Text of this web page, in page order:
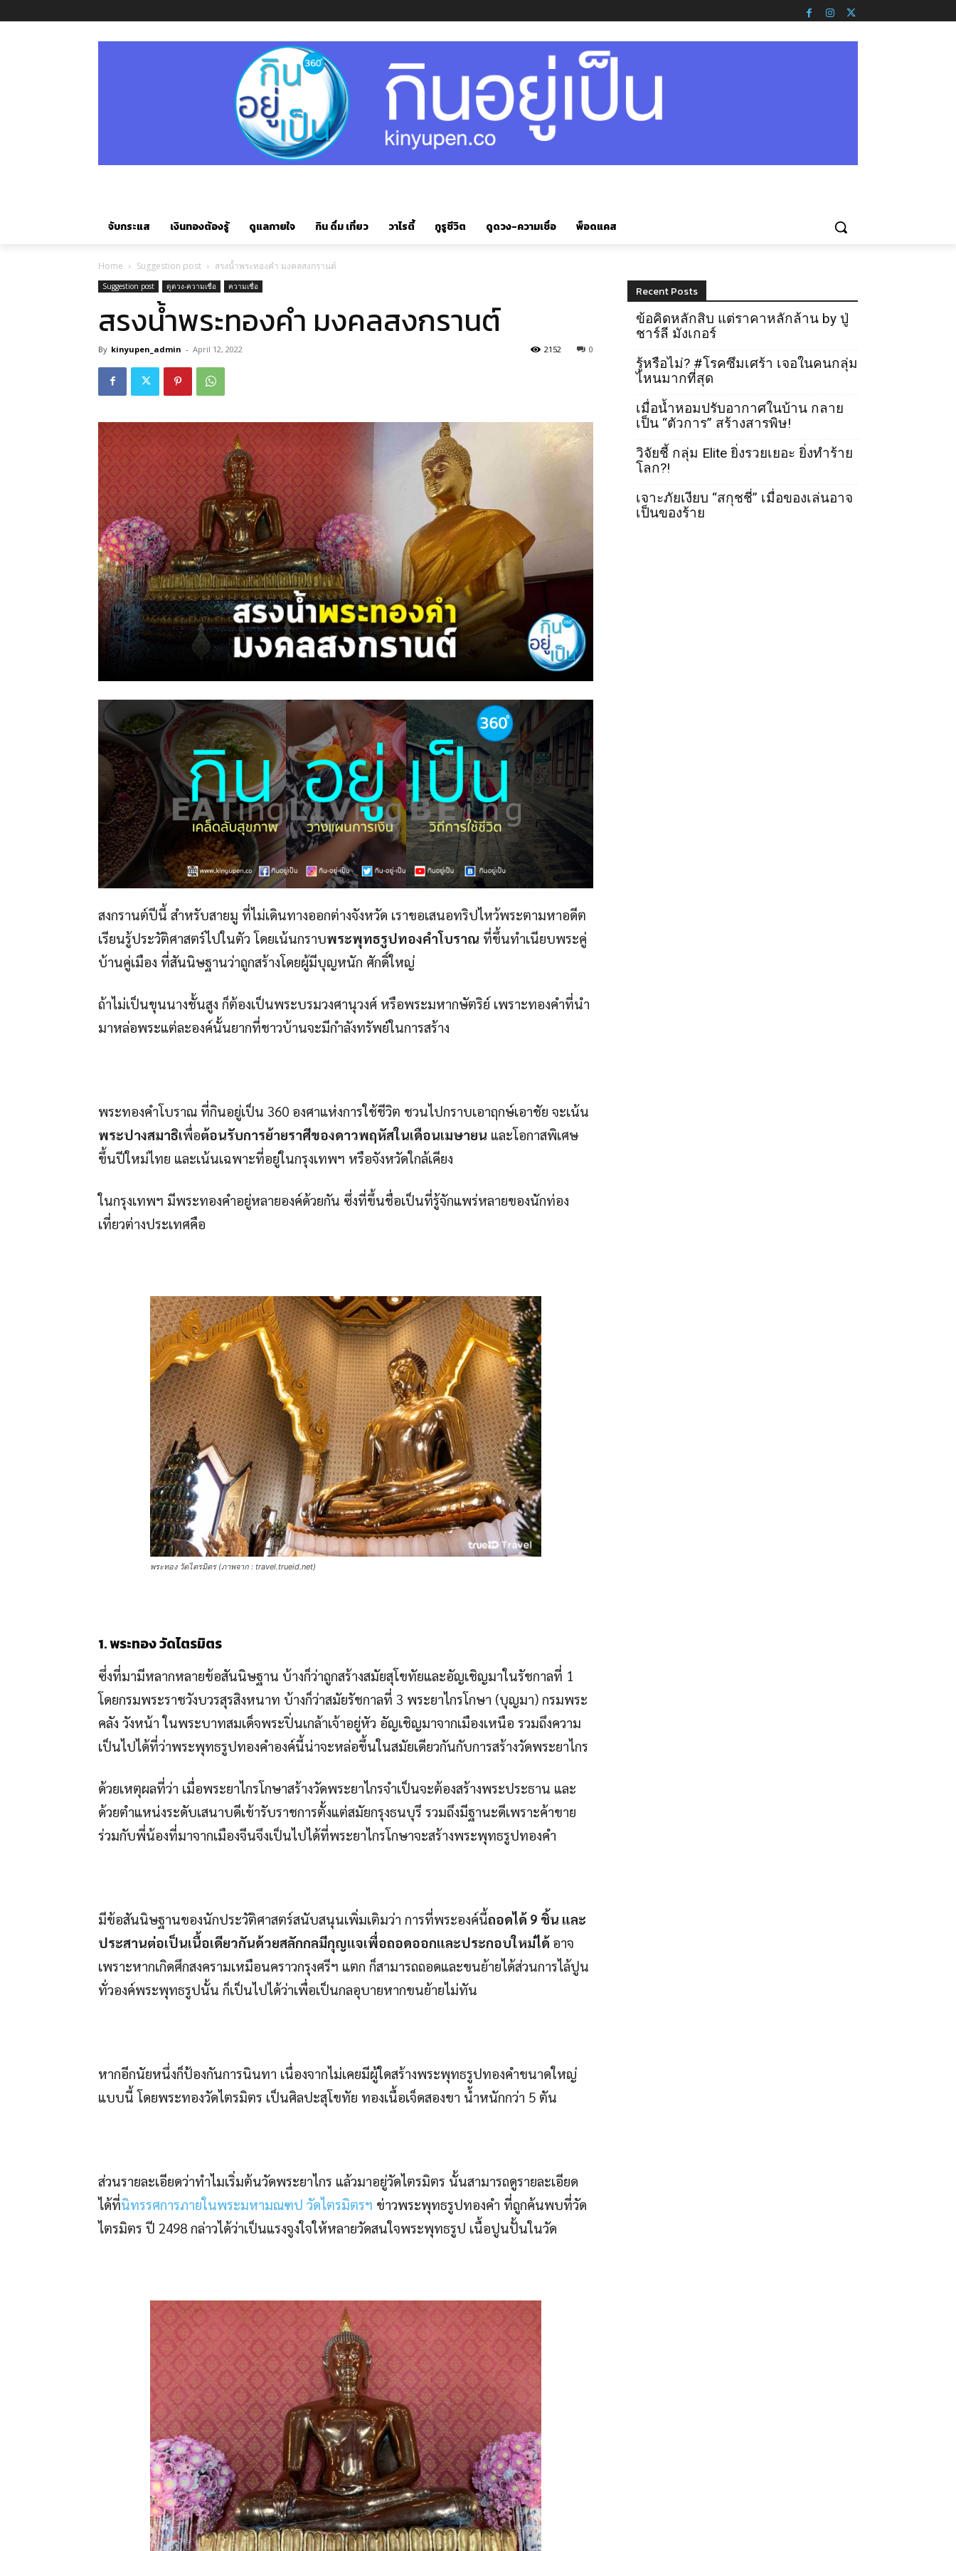
จับกระแส เงินทองต้องรู้ ดูแลกายใจ กิน ดื่ม เที่ยว วาไรตี้ กูรูชีวิต ดูดวง-ความเชื่อ พ็อดแคส
Home Suggestion post สรงน้ำพระทองคำ มงคลสงกรานต์
Suggestion post ดูดวง-ความเชื่อ ความเชื่อ
สรงน้ำพระทองคำ มงคลสงกรานต์
By kinyupen_admin - April 12, 2022 0
2152
สงกรานต์ปีนี้ สำหรับสายมู ที่ไม่เดินทางออกต่างจังหวัด เราขอเสนอทริปไหว้พระตามหาอดีต
เรียนรู้ประวัติศาสตร์ไปในตัว โดยเน้นกราบพระพุทธรูปทองคำโบราณ ที่ขึ้นทำเนียบพระคู่
บ้านคู่เมือง ที่สันนิษฐานว่าถูกสร้างโดยผู้มีบุญหนัก ศักดิ์ใหญ่
ถ้าไม่เป็นขุนนางชั้นสูง ก็ต้องเป็นพระบรมวงศานุวงศ์ หรือพระมหากษัตริย์ เพราะทองคำที่นำ
มาหล่อพระแต่ละองค์นั้นยากที่ชาวบ้านจะมีกำลังทรัพย์ในการสร้าง
พระทองคำโบราณ ที่กินอยู่เป็น 360 องศาแห่งการใช้ชีวิต ชวนไปกราบเอาฤกษ์เอาชัย จะเน้น
พระปางสมาธิเพื่อต้อนรับการย้ายราศีของดาวพฤหัสในเดือนเมษายน และโอกาสพิเศษ
ขึ้นปีใหม่ไทย และเน้นเฉพาะที่อยู่ในกรุงเทพฯ หรือจังหวัดใกล้เคียง
ในกรุงเทพฯ มีพระทองคำอยู่หลายองค์ด้วยกัน ซึ่งที่ขึ้นชื่อเป็นที่รู้จักแพร่หลายของนักท่อง
เที่ยวต่างประเทศคือ
พระทอง วัดไตรมิตร (ภาพจาก : travel.trueid.net)
1. พระทอง วัดไตรมิตร
ซึ่งที่มามีหลากหลายข้อสันนิษฐาน บ้างก็ว่าถูกสร้างสมัยสุโขทัยและอัญเชิญมาในรัชกาลที่ 1
โดยกรมพระราชวังบวรสุรสิงหนาท บ้างก็ว่าสมัยรัชกาลที่ 3 พระยาไกรโกษา (บุญมา) กรมพระ
คลัง วังหน้า ในพระบาทสมเด็จพระปิ่นเกล้าเจ้าอยู่หัว อัญเชิญมาจากเมืองเหนือ รวมถึงความ
เป็นไปได้ที่ว่าพระพุทธรูปทองคำองค์นี้น่าจะหล่อขึ้นในสมัยเดียวกันกับการสร้างวัดพระยาไกร
ด้วยเหตุผลที่ว่า เมื่อพระยาไกรโกษาสร้างวัดพระยาไกรจําเป็นจะต้องสร้างพระประธาน และ
ด้วยตำแหน่งระดับเสนาบดีเข้ารับราชการตั้งแต่สมัยกรุงธนบุรี รวมถึงมีฐานะดีเพราะค้าขาย
ร่วมกับพี่น้องที่มาจากเมืองจีนจึงเป็นไปได้ที่พระยาไกรโกษาจะสร้างพระพุทธรูปทองคํา
มีข้อสันนิษฐานของนักประวัติศาสตร์สนับสนุนเพิ่มเติมว่า การที่พระองค์นี้ถอดได้ 9 ชิ้น และ
ประสานต่อเป็นเนื้อเดียวกันด้วยสลักกลมีกุญแจเพื่อถอดออกและประกอบใหม่ได้ อาจ
เพราะหากเกิดศึกสงครามเหมือนคราวกรุงศรีฯ แตก ก็สามารถถอดและขนย้ายได้ส่วนการไล้ปูน
ทั่วองค์พระพุทธรูปนั้น ก็เป็นไปได้ว่าเพื่อเป็นกลอุบายหากขนย้ายไม่ทัน
หากอีกนัยหนึ่งก็ป้องกันการนินทา เนื่องจากไม่เคยมีผู้ใดสร้างพระพุทธรูปทองคําขนาดใหญ่
แบบนี้ โดยพระทองวัดไตรมิตร เป็นศิลปะสุโขทัย ทองเนื้อเจ็ดสองขา น้ำหนักกว่า 5 ตัน
ส่วนรายละเอียดว่าทำไมเริ่มต้นวัดพระยาไกร แล้วมาอยู่วัดไตรมิตร นั้นสามารถดูรายละเอียด
ได้ที่นิทรรศการภายในพระมหามณฑป วัดไตรมิตรฯ ข่าวพระพุทธรูปทองคำ ที่ถูกค้นพบที่วัด
ไตรมิตร ปี 2498 กล่าวได้ว่าเป็นแรงจูงใจให้หลายวัดสนใจพระพุทธรูป เนื้อปูนปั้นในวัด
Recent Posts
ข้อคิดหลักสิบ แต่ราคาหลักล้าน by ปู่
ชาร์ลี มังเกอร์
รู้หรือไม่? #โรคซึมเศร้า เจอในคนกลุ่ม
ไหนมากที่สุด
เมื่อน้ำหอมปรับอากาศในบ้าน กลาย
เป็น “ตัวการ” สร้างสารพิษ!
วิจัยชี้ กลุ่ม Elite ยิ่งรวยเยอะ ยิ่งทำร้าย
โลก?!
เจาะภัยเงียบ “สกุชชี่” เมื่อของเล่นอาจ
เป็นของร้าย